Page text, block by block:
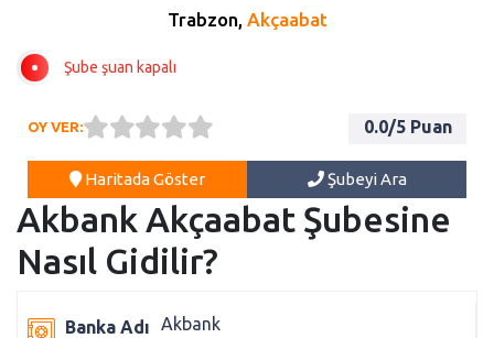
Trabzon, Akçaabat
Şube şuan kapalı
OY VER: 0.0/5 Puan
Haritada Göster Şubeyi Ara
Akbank Akçaabat Şubesine
Nasıl Gidilir?
Banka Adı Akbank